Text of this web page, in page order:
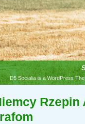
D5 Socialia is a WordPress
Rzepin